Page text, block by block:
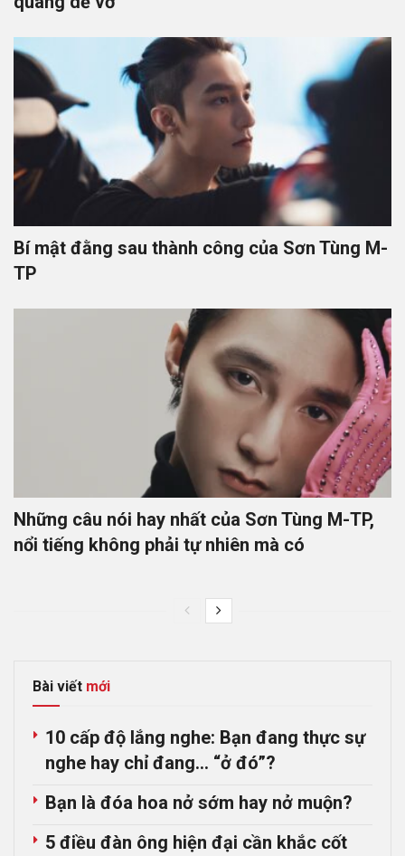
Bí mật đằng sau thành công của Sơn Tùng M-
TP
Những câu nói hay nhất của Sơn Tùng M-TP,
nổi tiếng không phải tự nhiên mà có
Bài viết mới
10 cấp độ lắng nghe: Bạn đang thực sự
nghe hay chỉ đang… “ở đó”?
Bạn là đóa hoa nở sớm hay nở muộn?
5 điều đàn ông hiện đại cần khắc cốt